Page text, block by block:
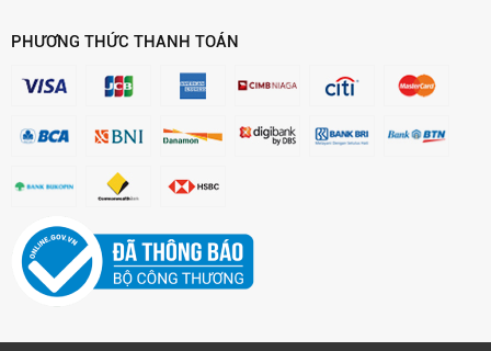
PHƯƠNG THỨC THANH TOÁN